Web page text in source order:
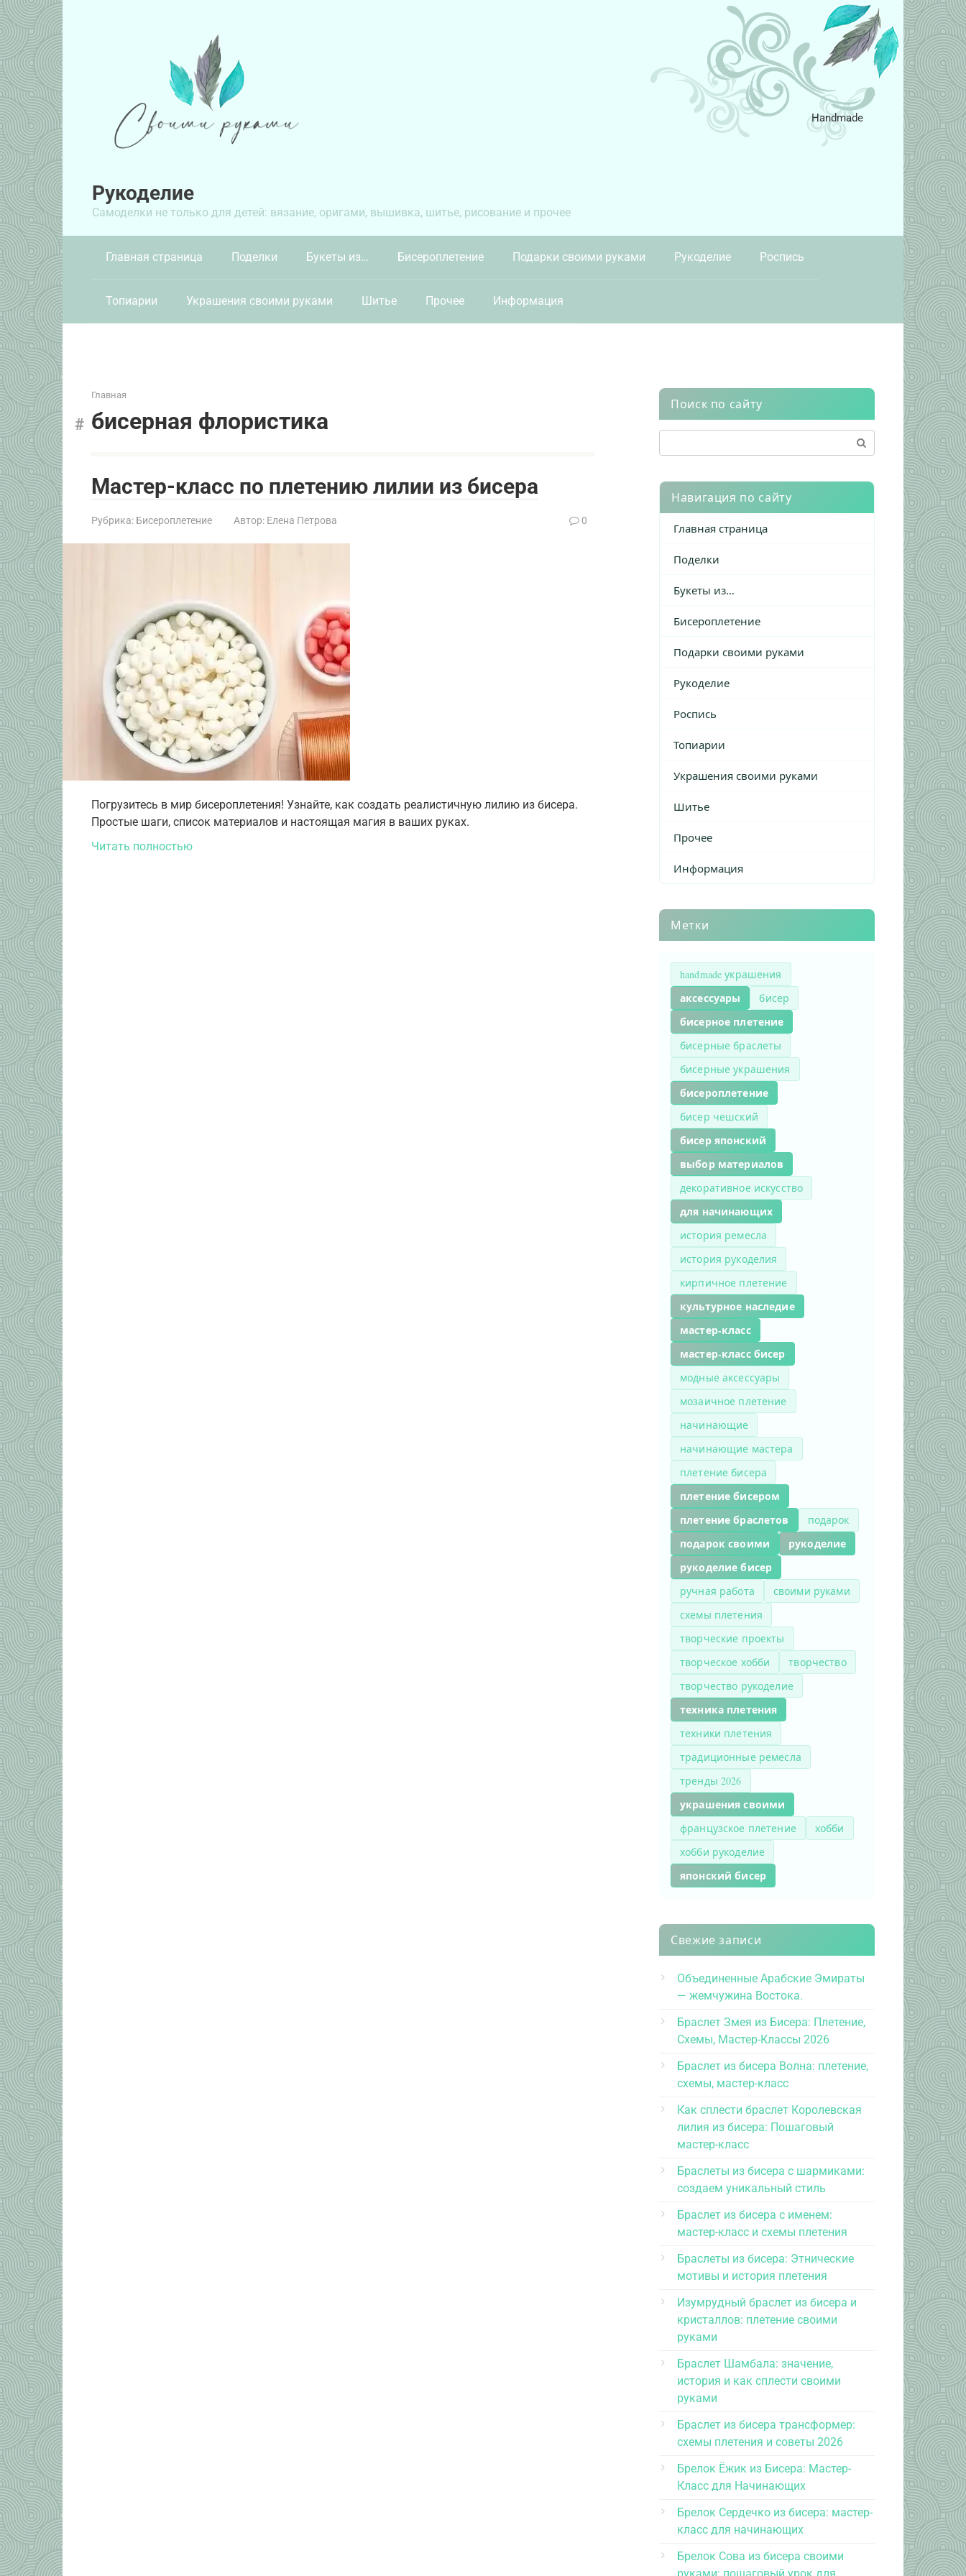
Перейти
к
контенту
Рукоделие
Самоделки не только для детей: вязание, оригами, вышивка, шитье, рисование и прочее
Handmade
Главная страница Поделки Букеты из… Бисероплетение Подарки своими руками Рукоделие Роспись
Топиарии Украшения своими руками Шитье Прочее Информация
Главная
бисерная флористика
Мастер-класс по плетению лилии из бисера
Рубрика: Бисероплетение Автор: Елена Петрова 0
Погрузитесь в мир бисероплетения! Узнайте, как создать реалистичную лилию из бисера.
Простые шаги, список материалов и настоящая магия в ваших руках.
Читать полностью
Поиск по сайту
Навигация по сайту
Главная страница
Поделки
Букеты из…
Бисероплетение
Подарки своими руками
Рукоделие
Роспись
Топиарии
Украшения своими руками
Шитье
Прочее
Информация
Метки
handmade украшения
аксессуары бисер
бисерное плетение
бисерные браслеты
бисерные украшения
бисероплетение
бисер чешский
бисер японский
выбор материалов
декоративное искусство
для начинающих
история ремесла
история рукоделия
кирпичное плетение
культурное наследие
мастер-класс
мастер-класс бисер
модные аксессуары
мозаичное плетение
начинающие
начинающие мастера
плетение бисера
плетение бисером
плетение браслетов
подарок
подарок своими
рукоделие
рукоделие бисер
ручная работа
своими руками
схемы плетения
творческие проекты
творческое хобби
творчество
творчество рукоделие
техника плетения
техники плетения
традиционные ремесла
тренды 2026
украшения своими
французское плетение
хобби
хобби рукоделие
японский бисер
Свежие записи
Объединенные Арабские Эмираты
— жемчужина Востока.
Браслет Змея из Бисера: Плетение,
Схемы, Мастер-Классы 2026
Браслет из бисера Волна: плетение,
схемы, мастер-класс
Как сплести браслет Королевская
лилия из бисера: Пошаговый
мастер-класс
Браслеты из бисера с шармиками:
создаем уникальный стиль
Браслет из бисера с именем:
мастер-класс и схемы плетения
Браслеты из бисера: Этнические
мотивы и история плетения
Изумрудный браслет из бисера и
кристаллов: плетение своими
руками
Браслет Шамбала: значение,
история и как сплести своими
руками
Браслет из бисера трансформер:
схемы плетения и советы 2026
Брелок Ёжик из Бисера: Мастер-
Класс для Начинающих
Брелок Сердечко из бисера: мастер-
класс для начинающих
Брелок Сова из бисера своими